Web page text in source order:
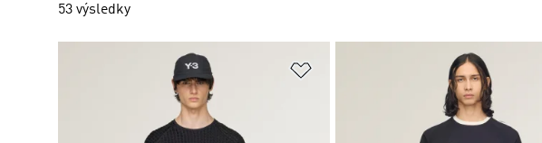
53 výsledky
Pridať do zoznamu želaných položiek